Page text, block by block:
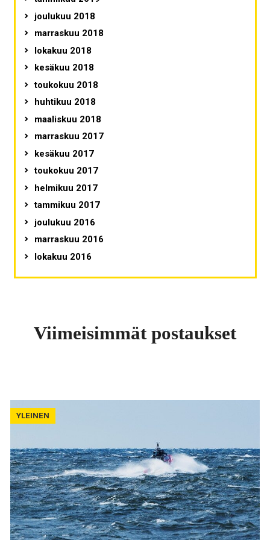
joulukuu 2018
marraskuu 2018
lokakuu 2018
kesäkuu 2018
toukokuu 2018
huhtikuu 2018
maaliskuu 2018
marraskuu 2017
kesäkuu 2017
toukokuu 2017
helmikuu 2017
tammikuu 2017
joulukuu 2016
marraskuu 2016
lokakuu 2016
Viimeisimmät postaukset
YLEINEN